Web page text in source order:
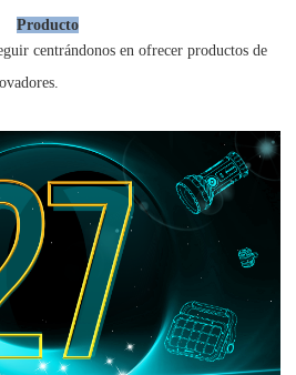
Producto
centrándonos en ofrecer productos de